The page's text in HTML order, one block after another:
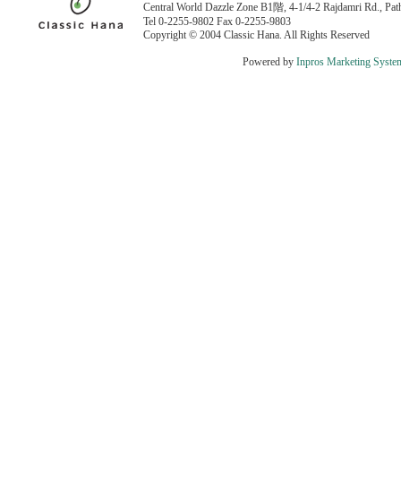
Central World Dazzle Zone B1階, 4-1/4-2 Rajdamri Rd.,
Tel 0-2255-9802 Fax 0-2255-9803
Copyright © 2004 Classic Hana. All Rights Reserved
Powered by Inpros Marketing